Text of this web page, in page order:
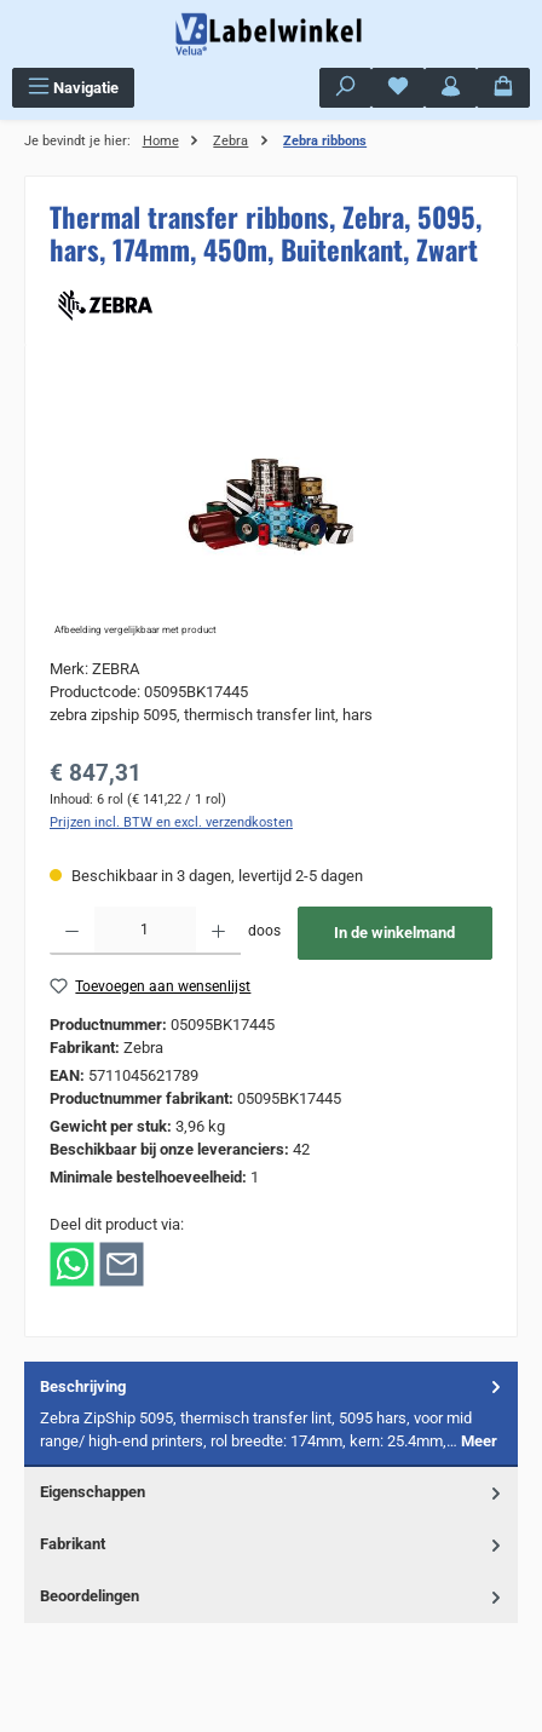
Navigatie Je hebt 0 items op
Je bevindt je hier: Home Zebra Zebra ribbons
Thermal transfer ribbons, Zebra, 5095,
hars, 174mm, 450m, Buitenkant, Zwart
Afbeelding vergelijkbaar met product
Merk: ZEBRA
Productcode: 05095BK17445
zebra zipship 5095, thermisch transfer lint, hars
Normale prijs:
€ 847,31
Inhoud: 6 rol (€ 141,22 / 1 rol)
Prijzen incl. BTW en excl. verzendkosten
Beschikbaar in 3 dagen, levertijd 2-5 dagen
doos In de winkelmand
Toevoegen aan wensenlijst
Productnummer: 05095BK17445
Fabrikant: Zebra
EAN: 5711045621789
Productnummer fabrikant: 05095BK17445
Gewicht per stuk: 3,96 kg
Beschikbaar bij onze leveranciers: 42
Minimale bestelhoeveelheid: 1
Deel dit product via:
Beschrijving
Zebra ZipShip 5095, thermisch transfer lint, 5095 hars, voor mid
range/ high-end printers, rol breedte: 174mm, kern: 25.4mm,… Meer
Eigenschappen
Fabrikant
Beoordelingen